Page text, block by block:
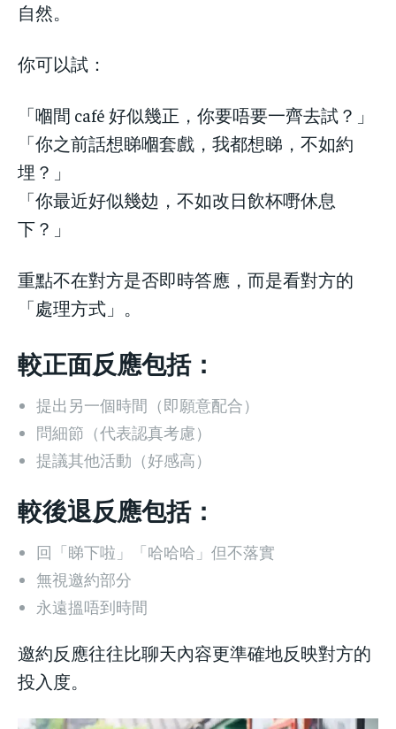
自然。
你可以試：
「嗰間 café 好似幾正，你要唔要一齊去試？」
「你之前話想睇嗰套戲，我都想睇，不如約
埋？」
「你最近好似幾攰，不如改日飲杯嘢休息
下？」
重點不在對方是否即時答應，而是看對方的
「處理方式」。
較正面反應包括：
提出另一個時間（即願意配合）
問細節（代表認真考慮）
提議其他活動（好感高）
較後退反應包括：
回「睇下啦」「哈哈哈」但不落實
無視邀約部分
永遠搵唔到時間
邀約反應往往比聊天內容更準確地反映對方的
投入度。